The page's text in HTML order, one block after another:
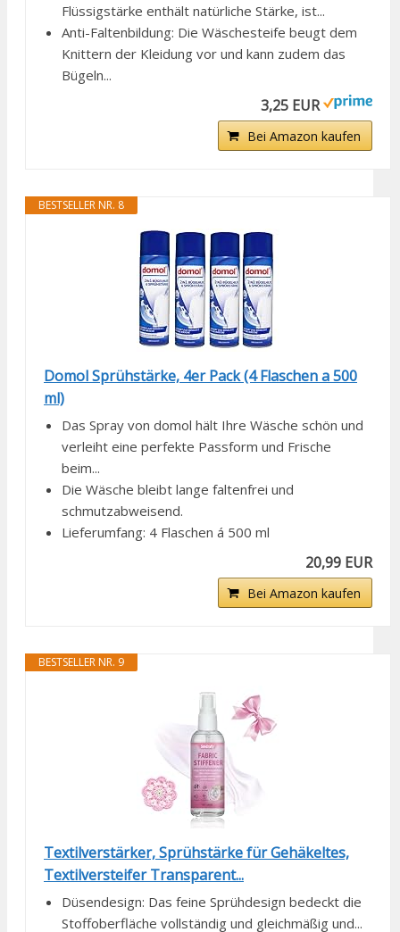
Flüssigstärke enthält natürliche Stärke, ist...
Anti-Faltenbildung: Die Wäschesteife beugt dem
Knittern der Kleidung vor und kann zudem das
Bügeln...
3,25 EUR
Bei Amazon kaufen
BESTSELLER NR. 8
Domol Sprühstärke, 4er Pack (4 Flaschen a 500
ml)
Das Spray von domol hält Ihre Wäsche schön und
verleiht eine perfekte Passform und Frische
beim...
Die Wäsche bleibt lange faltenfrei und
schmutzabweisend.
Lieferumfang: 4 Flaschen á 500 ml
20,99 EUR
Bei Amazon kaufen
BESTSELLER NR. 9
Textilverstärker, Sprühstärke für Gehäkeltes,
Textilversteifer Transparent...
Düsendesign: Das feine Sprühdesign bedeckt die
Stoffoberfläche vollständig und gleichmäßig und...